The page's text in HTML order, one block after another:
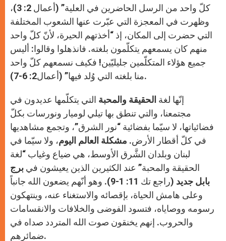
كلّ واحد من الرسل الحاضرين في العلية” (أعمال 2: 3)،
وظهرت في المعجزة التي عبّرت عنها الشعوب المختلفة
التي حضرت إلى المكان، إذ “أخذتهم الحيرة، لأنّ كلّ واحد
منهم كان يسمعهم يتكلّمون بلغته. فانذهلوا وقالوا: أليس
جميع هؤلاء المتكلّمين جليليّين! فكيف نسمعهم كلّ واحد
منا بلغته التي وُلد فيها” (أعمال2: 6-7).
إنّها لغة الحقيقة والمحبة التي يتكلّمها عديدون في
مجتمعنا، والتي تنطق بها تيلي لوميار ونورسات بكلّ
فضائياتها، لا سيّما بفضائية “نور الشرق”، وتجمع مشاهديها
في كلّ أقطار الأرض. مشكلة العالم اليوم، ولا سيّما في
لبنان وبلدان الشَّرق الأوسط، هي ضياع وغياب “لغة
الحقيقة والمحبة” عند الكثيرين الذين يعيشون في برج
بابل جديد
(راجع تك 11: 1-9). وهو أنّهم يضعون الله جانباً
وعلى هامش الحياة، بإقصائه والاستغناء عنه، وينتهكون
رسومه ووصاياه، فتسود الفوضى والخلافات والانقسامات
والحروب. إنهم يخنقون صوت الله المتردد صداه في
ضمائرهم.